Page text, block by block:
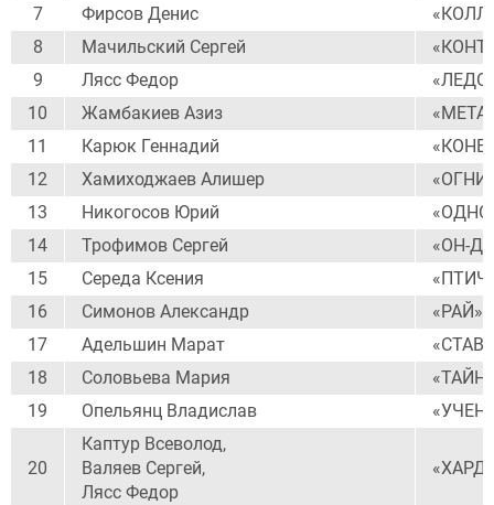
7
Фирсов Денис
8
Мачильский Сергей
9
Лясс Федор
10
Жамбакиев Азиз
11
Карюк Геннадий
12
Хамиходжаев Алишер
13
Никогосов Юрий
14
Трофимов Сергей
«ОН-
15
Середа Ксения
16
Симонов Александр
«РАЙ»
17
Адельшин Марат
18
Соловьева Мария
19
Опельянц Владислав
20
Каптур Всеволод,
Валяев Сергей,
Лясс Федор